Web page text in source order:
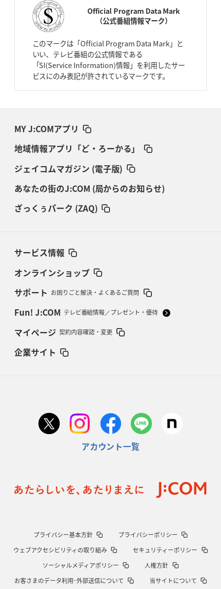
Official Program Data Mark
（公式番組情報マーク）
このマークは「Official Program Data Mark」と
いい、テレビ番組の公式情報である
「SI(Service Information)情報」を利用したサー
ビスにのみ表記が許されているマークです。
MY J:COMアプリ
地域情報アプリ「ど・ろーかる」
ジェイコムマガジン (電子版)
あなたの街のJ:COM (局からのお知らせ)
ざっくぅパーク (ZAQ)
サービス情報
オンラインショップ
サポート お困りごと解決・よくあるご質問
Fun! J:COM テレビ番組情報／プレゼント・優待
マイページ 契約内容確認・変更
企業サイト
アカウント一覧
プライバシー基本方針
プライバシーポリシー
ウェブアクセシビリティの取り組み
セキュリティーポリシー
ソーシャルメディアポリシー
人権方針
お客さまのデータ利用･外部送信について
当サイトについて